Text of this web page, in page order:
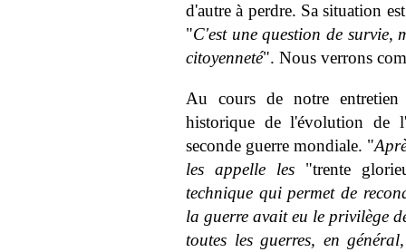
d'autre à perdre. Sa situation
"C'est une question de survie,
citoyenneté". Nous verrons
Au cours de notre
historique de l'évolution de
seconde guerre mondiale. "
les appelle les "trente
technique qui permet de
la guerre avait eu le privilège
toutes les guerres, en